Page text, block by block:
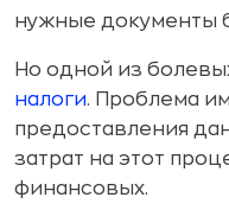
нужные документы
Но одной из
налоги. Проблема
предоставления
затрат на этот
финансовых.